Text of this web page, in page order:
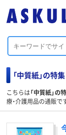
「中質紙」の特集
こちらは「中質紙」の
療・介護用品の通販で